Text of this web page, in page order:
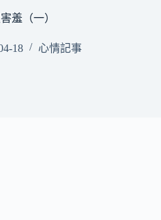
羞（一）
18 心情記事